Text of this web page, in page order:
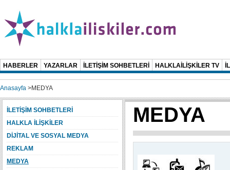
HABERLER YAZARLAR İLETİŞİM SOHBETLERİ HALKLAİLİŞKİLER TV
Anasayfa >MEDYA
MEDYA
İLETİŞİM SOHBETLERİ
HALKLA İLİŞKİLER
DİJİTAL VE SOSYAL MEDYA
REKLAM
MEDYA